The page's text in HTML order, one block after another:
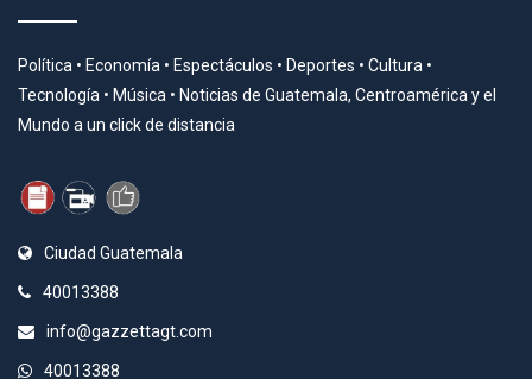
Política • Economía • Espectáculos • Deportes • Cultura •
Tecnología • Música • Noticias de Guatemala, Centroamérica y el
Mundo a un click de distancia
Ciudad Guatemala
40013388
info@gazzettagt.com
40013388